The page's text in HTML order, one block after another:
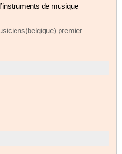
de musique
premier